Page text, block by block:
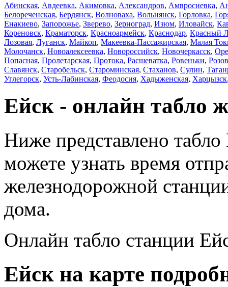
Абинская, Авдеевка, Акимовка, Александров, Амвросиевка,
Белореченская, Бердянск, Волноваха, Вольнянск, Горловка,
Енакиево, Запорожье, Зверево, Зерноград, Изюм, Иловайск,
Кореновск, Краматорск, Красноармейск, Краснодар, Красный
Лозовая, Луганск, Майкоп, Макеевка-Пассажирская, Малая
Молочанск, Новоалексеевка, Новороссийск, Новочеркасск,
Попасная, Пролетарская, Протока, Расшеватка, Ровеньки,
Славянск, Старобельск, Староминская, Стаханов, Сулин,
Углегорск, Усть-Лабинская, Феодосия, Хадыженская, Харцызск
Ейск - онлайн табло
Ниже представлено
можете узнать время
железнодорожной
дома.
Онлайн табло станции
Ейск на карте